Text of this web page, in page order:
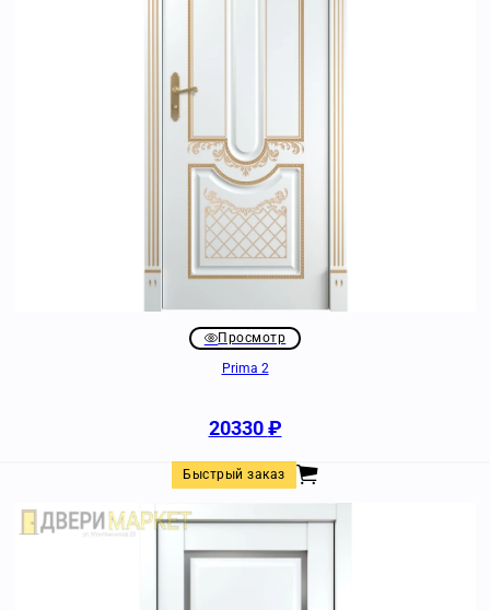
Просмотр
Prima 2
20330₽
Быстрый заказ